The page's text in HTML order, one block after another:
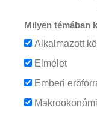
Milyen témában
Alkalmazott
Elmélet
Emberi